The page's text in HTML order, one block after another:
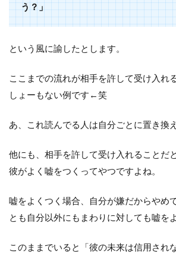
う？」
という風に諭したとします。
ここまでの流れが相手を許して受け入れ
しょーもない例です←笑
あ、これ読んでる人は自分ごとに置き換
他にも、相手を許して受け入れることだと
彼がよく嘘をつくってやつですよね。
嘘をよくつく場合、自分が嫌だからやめ
とも自分以外にもまわりに対しても嘘を
このままでいると「彼の未来は信用され